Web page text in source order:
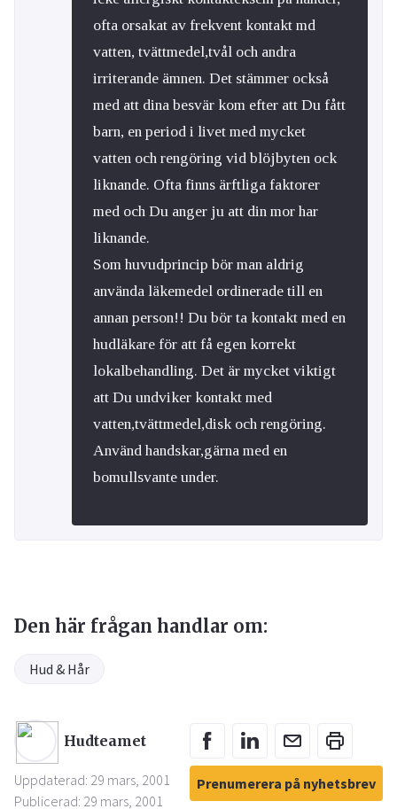
ofta orsakat av frekvent kontakt md
vatten, tvättmedel,tvål och andra
irriterande ämnen. Det stämmer också
med att dina besvär kom efter att Du fått
barn, en period i livet med mycket
vatten och rengöring vid blöjbyten ock
liknande. Ofta finns ärftliga faktorer
med och Du anger ju att din mor har
liknande.
Som huvudprincip bör man aldrig
använda läkemedel ordinerade till en
annan person!! Du bör ta kontakt med en
hudläkare för att få egen korrekt
lokalbehandling. Det är mycket viktigt
att Du undviker kontakt med
vatten,tvättmedel,disk och rengöring.
Använd handskar,gärna med en
bomullsvante under.
Den här frågan handlar om:
Hud & Hår
Hudteamet
Uppdaterad: 29 mars, 2001
Publicerad: 29 mars, 2001
Prenumerera på nyhetsbrev